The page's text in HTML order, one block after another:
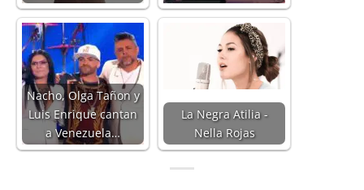
Nacho, Olga Tañon y
Luis Enrique cantan
a Venezuela…
La Negra Atilia -
Nella Rojas